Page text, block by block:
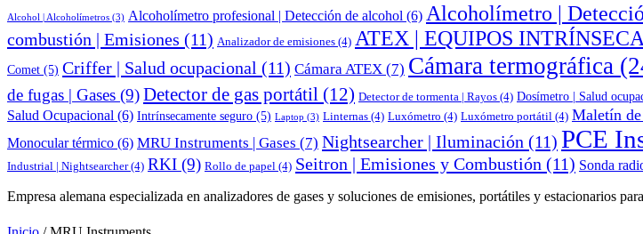
Alcohol | Alcoholímetros (3) Alcoholímetro profesional | Detección de alcohol (6) Alcoholímetro |
combustión | Emisiones (11) Analizador de emisiones (4) ATEX | EQUIPOS
Comet (5) Criffer | Salud ocupacional (11) Cámara ATEX (7) Cámara termográfica
de fugas | Gases (9)Detector de gas portátil (12) Detector de tormenta | Rayos (4) Dosímetro | Salud
Salud Ocupacional (6) Intrínsecamente seguro (5) Laptop (3) Linternas (4) Luxómetro (4) Luxómetro portátil (4) Maletín
Monocular térmico (6) MRU Instruments | Gases (7) Nightsearcher | Iluminación (11) PCE
Industrial | Nightsearcher(4) RKI (9) Rollo de papel (4) Seitron | Emisiones y Combustión (11) Sonda
Empresa alemana especializada en analizadores de gases y soluciones de emisiones, portátiles y estacionarios